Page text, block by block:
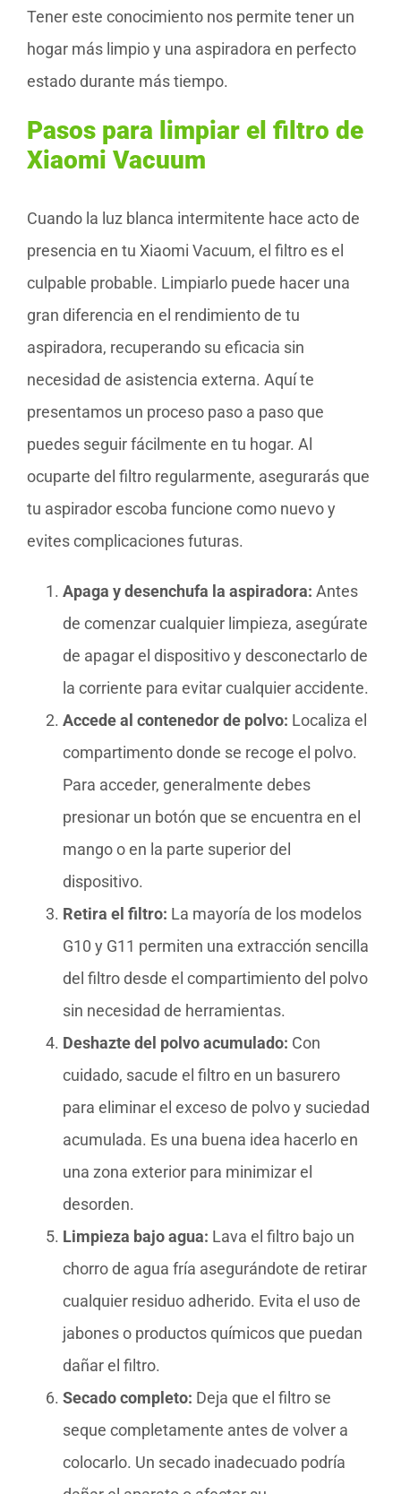
Tener este conocimiento nos permite tener un
hogar más limpio y una aspiradora en perfecto
estado durante más tiempo.
Pasos para limpiar el filtro de
Xiaomi Vacuum
Cuando la luz blanca intermitente hace acto de
presencia en tu Xiaomi Vacuum, el filtro es el
culpable probable. Limpiarlo puede hacer una
gran diferencia en el rendimiento de tu
aspiradora, recuperando su eficacia sin
necesidad de asistencia externa. Aquí te
presentamos un proceso paso a paso que
puedes seguir fácilmente en tu hogar. Al
ocuparte del filtro regularmente, asegurarás que
tu aspirador escoba funcione como nuevo y
evites complicaciones futuras.
Apaga y desenchufa la aspiradora: Antes
de comenzar cualquier limpieza, asegúrate
de apagar el dispositivo y desconectarlo de
la corriente para evitar cualquier accidente.
Accede al contenedor de polvo: Localiza el
compartimento donde se recoge el polvo.
Para acceder, generalmente debes
presionar un botón que se encuentra en el
mango o en la parte superior del
dispositivo.
Retira el filtro: La mayoría de los modelos
G10 y G11 permiten una extracción sencilla
del filtro desde el compartimiento del polvo
sin necesidad de herramientas.
Deshazte del polvo acumulado: Con
cuidado, sacude el filtro en un basurero
para eliminar el exceso de polvo y suciedad
acumulada. Es una buena idea hacerlo en
una zona exterior para minimizar el
desorden.
Limpieza bajo agua: Lava el filtro bajo un
chorro de agua fría asegurándote de retirar
cualquier residuo adherido. Evita el uso de
jabones o productos químicos que puedan
dañar el filtro.
Secado completo: Deja que el filtro se
seque completamente antes de volver a
colocarlo. Un secado inadecuado podría